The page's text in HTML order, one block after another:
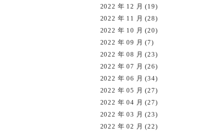
2022 年 12 月 (19)
2022 年 11 月 (28)
2022 年 10 月 (20)
2022 年 09 月 (7)
2022 年 08 月 (23)
2022 年 07 月 (26)
2022 年 06 月 (34)
2022 年 05 月 (27)
2022 年 04 月 (27)
2022 年 03 月 (23)
2022 年 02 月 (22)